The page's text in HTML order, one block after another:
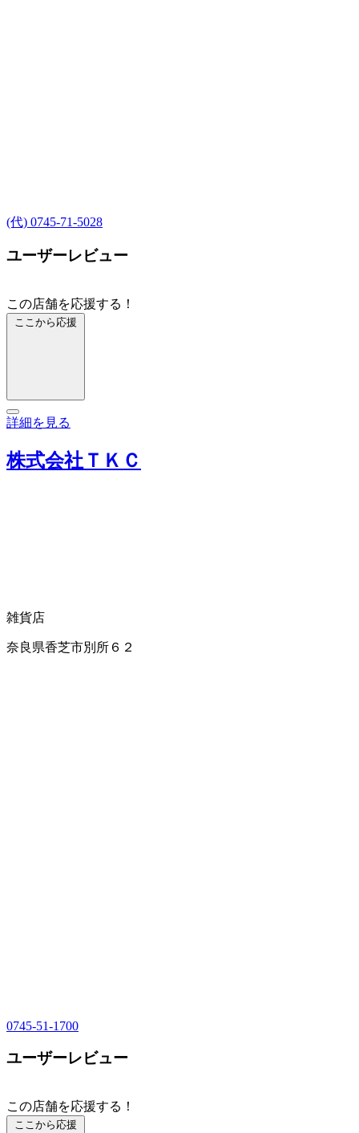
(代) 0745-71-5028
ユーザーレビュー
この店舗を応援する！
ここから応援
詳細を見る
株式会社ＴＫＣ
雑貨店
奈良県香芝市別所６２
0745-51-1700
ユーザーレビュー
この店舗を応援する！
ここから応援